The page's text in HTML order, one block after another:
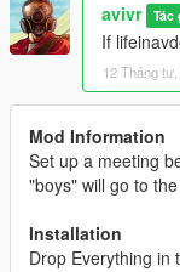
avivr Tác
If
12 Tháng
Mod Information
Set up a meeting
"boys" will go to
Installation
Drop Everything in